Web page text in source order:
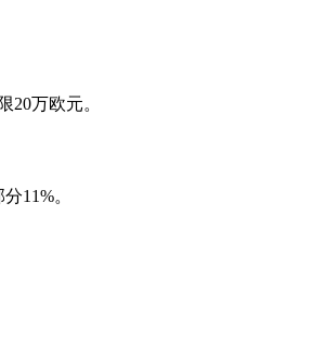
20万欧元。
11%。